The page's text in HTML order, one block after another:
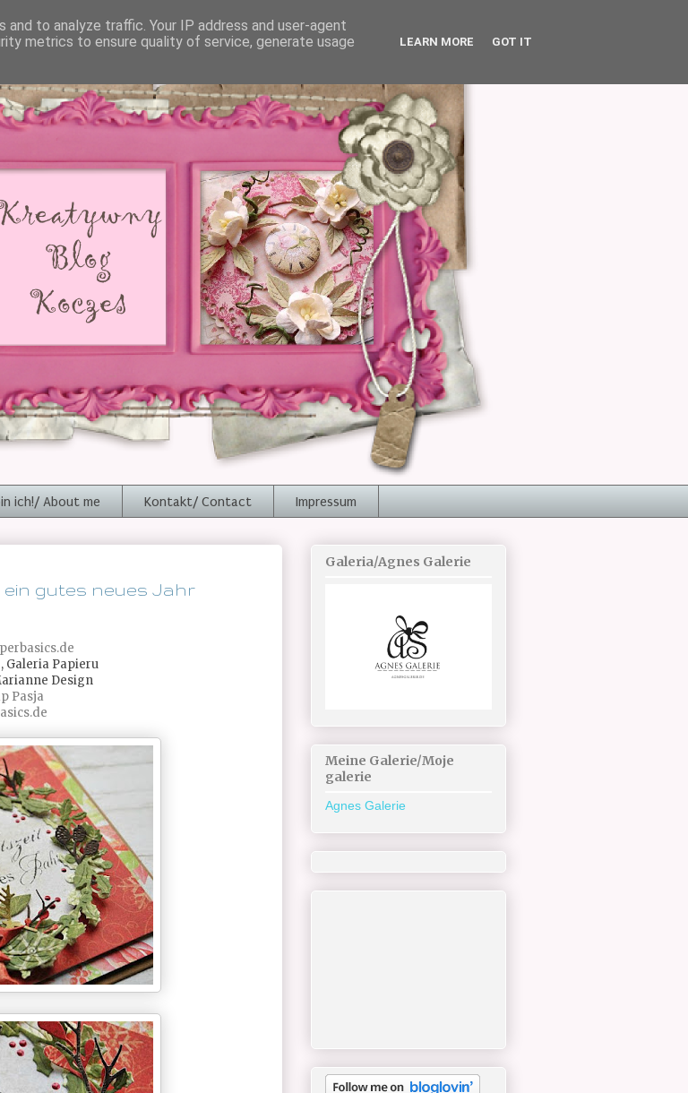
ich!/ About me Kontakt/ Contact Impressum
ein gutes neues Jahr
, Galeria Papieru
Design
Pasja
Galeria/Agnes Galerie
Meine Galerie/Moje
galerie
Agnes Galerie
to analyze traffic. Your IP address and user-agent
metrics to ensure quality of service, generate usage
LEARN MORE GOT IT